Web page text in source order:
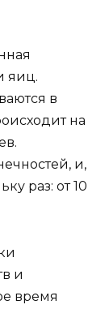
яиц.
в
на
и,
раз: от 10
и
время